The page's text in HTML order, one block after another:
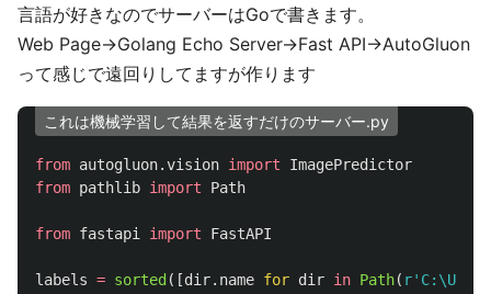
言語が好きなのでサーバーはGoで書きます。
Web Page→Golang Echo Server→Fast API→AutoGluon
って感じで遠回りしてますが作ります
これは機械学習して結果を返すだけのサーバー.py
from autogluon.vision import
ImagePredictor
from pathlib import Path
from fastapi import FastAPI
labels = sorted ([dir. name for dir in Path( r'